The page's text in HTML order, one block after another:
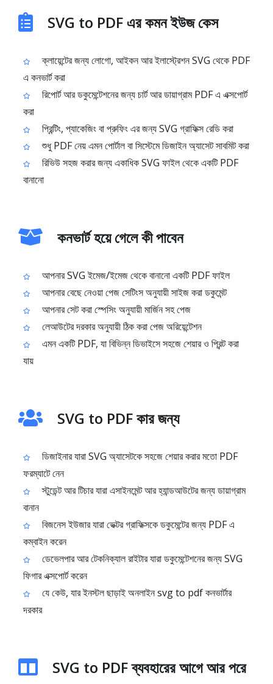
SVG to PDF এর কমন ইউজ কেস
ক্লায়েন্টের জন্য লোগো, আইকন আর ইলাস্ট্রেশন SVG থেকে PDF
এ কনভার্ট করা
রিপোর্ট আর ডকুমেন্টেশনের জন্য চার্ট আর ডায়াগ্রাম PDF এ এক্সপোর্ট
করা
প্রিন্টিং, প্যাকেজিং বা প্রুফিং এর জন্য SVG গ্রাফিক্স রেডি করা
শুধু PDF নেয় এমন পোর্টাল বা সিস্টেমে ডিজাইন অ্যাসেট সাবমিট করা
রিভিউ সহজ করার জন্য একাধিক SVG ফাইল থেকে একটি PDF
বানানো
কনভার্ট হয়ে গেলে কী পাবেন
আপনার SVG ইমেজ/ইমেজ থেকে বানানো একটি PDF ফাইল
আপনার বেছে নেওয়া পেজ সেটিংস অনুযায়ী সাইজ করা ডকুমেন্ট
আপনার সেট করা স্পেসিং অনুযায়ী মার্জিন সহ পেজ
লেআউটের দরকার অনুযায়ী ঠিক করা পেজ অরিয়েন্টেশন
এমন একটি PDF, যা বিভিন্ন ডিভাইসে সহজে শেয়ার ও প্রিন্ট করা
যায়
SVG to PDF কার জন্য
ডিজাইনার যারা SVG অ্যাসেটকে সহজে শেয়ার করার মতো PDF
ফরম্যাটে নেন
স্টুডেন্ট আর টিচার যারা এসাইনমেন্ট আর হ্যান্ডআউটের জন্য ডায়াগ্রাম
বানান
বিজনেস ইউজার যারা ভেক্টর গ্রাফিক্সকে ডকুমেন্টের জন্য PDF এ
কম্বাইন করেন
ডেভেলপার আর টেকনিক্যাল রাইটার যারা ডকুমেন্টেশনের জন্য SVG
ফিগার এক্সপোর্ট করেন
যে কেউ, যার ইনস্টল ছাড়াই অনলাইন svg to pdf কনভার্টার
দরকার
SVG to PDF ব্যবহারের আগে আর পরে